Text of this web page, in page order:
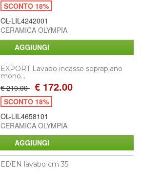
SCONTO 18%
OL-LIL4242001
CERAMICA OLYMPIA
EXPORT Lavabo incasso soprapiano
mono...
€ 210.00 € 172.00
SCONTO 18%
OL-LIL4658101
CERAMICA OLYMPIA
EDEN lavabo cm 35